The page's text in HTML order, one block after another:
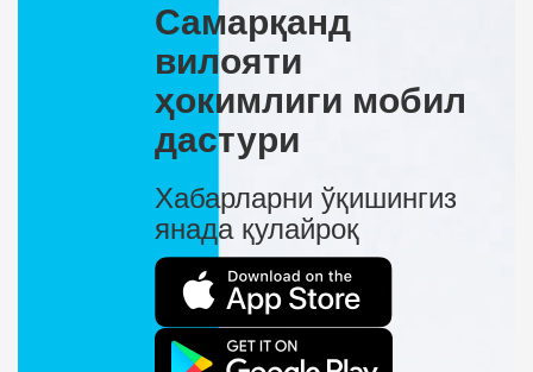
Самарқанд
вилояти
ҳокимлиги мобил
дастури
Хабарларни ўқишингиз
янада қулайроқ